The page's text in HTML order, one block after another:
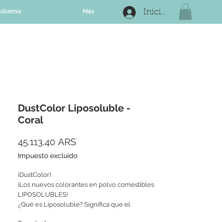
Iniciar sesión
Más
DustColor Liposoluble -
Coral
45.113,40 ARS
Impuesto excluido
¡DustColor!
¡Los nuevos colorantes en polvo comestibles
LIPOSOLUBLES!
¿Qué es Liposoluble? Significa que el